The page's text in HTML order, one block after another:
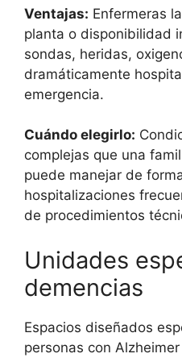
Ventajas: Enfermeras
planta o disponibilidad
sondas, heridas,
dramáticamente
emergencia.
Cuándo elegirlo:
complejas que una
puede manejar de
hospitalizaciones
de procedimientos
Unidades
demencias
Espacios diseñados
personas con